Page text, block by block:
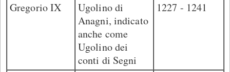
Gregorio IX
Ugolino di
Anagni, indicato
anche come
Ugolino dei
conti di Segni
1227 - 1241